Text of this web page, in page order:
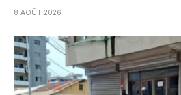
8 AOÛT 2026